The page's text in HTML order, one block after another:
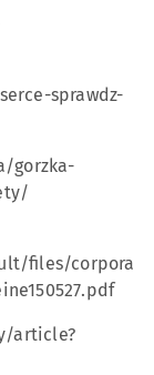
sprawdz-
gorzka-
files/corpora
article?